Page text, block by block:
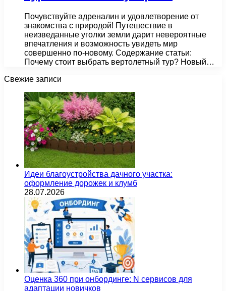
Почувствуйте адреналин и удовлетворение от
знакомства с природой! Путешествие в
неизведанные уголки земли дарит невероятные
впечатления и возможность увидеть мир
совершенно по-новому. Содержание статьи:
Почему стоит выбрать вертолетный тур? Новый…
Свежие записи
Идеи благоустройства дачного участка:
оформление дорожек и клумб
28.07.2026
Оценка 360 при онбординге: N сервисов для
адаптации новичков